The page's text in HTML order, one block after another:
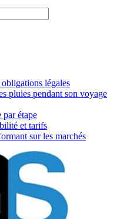
légales
pluies pendant son voyage
étape
et tarifs
sur les marchés